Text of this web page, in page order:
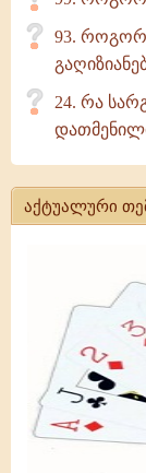
93. როგორ
24. რა
აქტუალური